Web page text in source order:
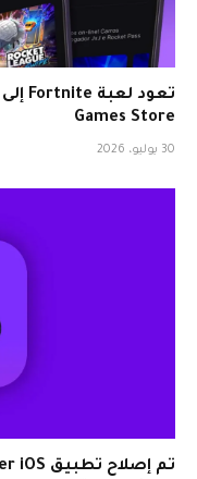
Games Store
30 يوليو، 2026